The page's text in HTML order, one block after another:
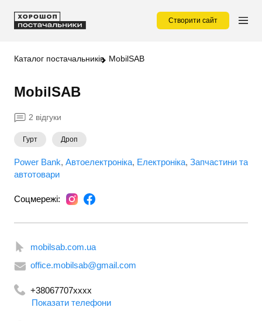
Створити сайт
Каталог постачальників MobilSAB
MobilSAB
2 відгуки
Гурт Дроп
Power Bank Автоелектроніка Електроніка Запчастини та
автотовари
Соцмережі:
mobilsab.com.ua
office.mobilsab@gmail.com
+38067707xxxx
Показати телефони